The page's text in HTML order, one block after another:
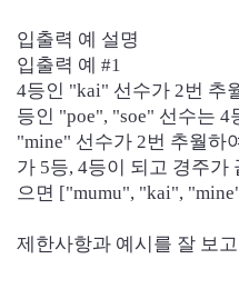
입출력 예 설명
입출력 예 #1
4등인 "kai" 선수가 2번 추
등인 "poe", "soe" 선수는 4
"mine" 선수가 2번 추월하
가 5등, 4등이 되고 경주가
으면 ["mumu", "kai",
제한사항과 예시를 잘 보